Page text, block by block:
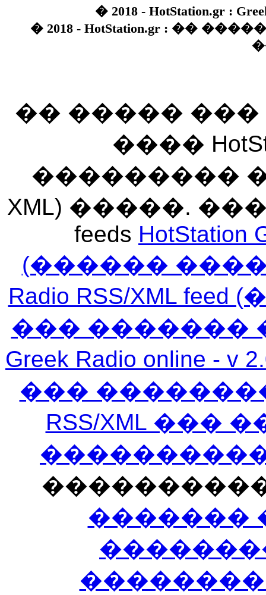
� 2018 - HotStation.gr :
� 2018 - HotStation.gr : ��
�� �����
����
��������� ���
XML) �����.
feeds HotStation
(������
Radio RSS/XML
��� �������
Greek Radio
���
RSS/XML
�������